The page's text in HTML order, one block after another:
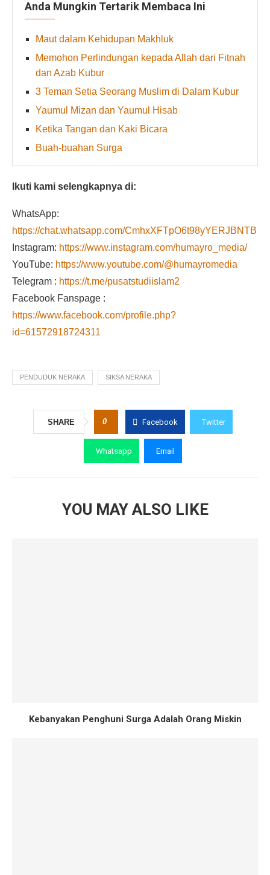
Anda Mungkin Tertarik Membaca Ini
Maut dalam Kehidupan Makhluk
Memohon Perlindungan kepada Allah dari Fitnah
dan Azab Kubur
3 Teman Setia Seorang Muslim di Dalam Kubur
Yaumul Mizan dan Yaumul Hisab
Ketika Tangan dan Kaki Bicara
Buah-buahan Surga
Ikuti kami selengkapnya di:
WhatsApp:
https://chat.whatsapp.com/CmhxXFTpO6t98yYERJBNTB
Instagram: https://www.instagram.com/humayro_media/
YouTube: https://www.youtube.com/@humayromedia
Telegram : https://t.me/pusatstudiislam2
Facebook Fanspage :
https://www.facebook.com/profile.php?
id=61572918724311
PENDUDUK NERAKA SIKSA NERAKA
SHARE 0 Facebook Twitter
Whatsapp Email
YOU MAY ALSO LIKE
Kebanyakan Penghuni Surga Adalah Orang Miskin